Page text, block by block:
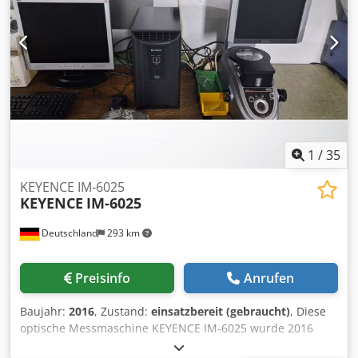
1 /35
Deutschland 293 km
KEYENCE IM-6025
KEYENCE IM-6025
Preisinfo Anrufen
Baujahr: 2016, Zustand: einsatzbereit (gebraucht), Diese
optische Messmaschine KEYENCE IM-6025 wurde 2016
hergestellt. Sie verfügt über einen umfassenden Satz von